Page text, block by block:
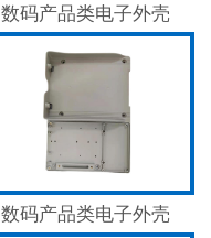
数码产品类电子外壳
数码产品类电子外壳